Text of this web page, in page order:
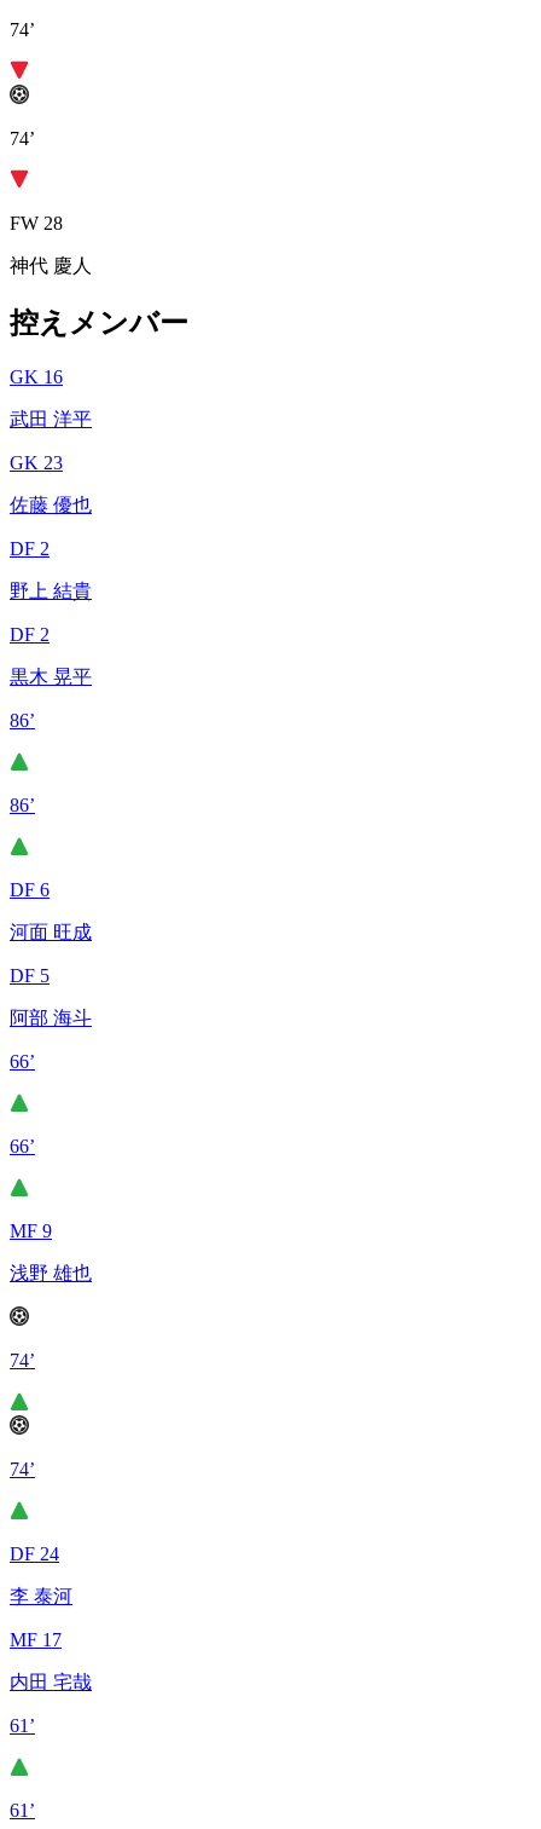
74’
74’
FW 28
神代 慶人
控えメンバー
GK 16
武田 洋平
GK 23
佐藤 優也
DF 2
野上 結貴
DF 2
黒木 晃平
86’
86’
DF 6
河面 旺成
DF 5
阿部 海斗
66’
66’
MF 9
浅野 雄也
74’
74’
DF 24
李 泰河
MF 17
内田 宅哉
61’
61’